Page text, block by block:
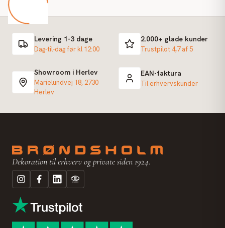
Levering 1-3 dage
Dag-til-dag før kl 12:00
2.000+ glade kunder
Trustpilot 4,7 af 5
Showroom i Herlev
Marielundvej 18, 2730
Herlev
EAN-faktura
Til erhvervskunder
Dekoration til erhverv og private siden 1924.